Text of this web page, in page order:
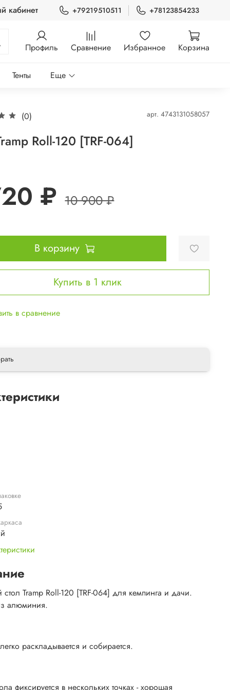
кабинет +79219510511 +78123854233
Профиль Сравнение Избранное Корзина
Тенты Еще
(0) арт. 4743131058057
Roll-120 [TRF-064]
₽ 10 900 ₽
В корзину
Купить в 1 клик
в сравнение
Tramp Roll-120 [TRF-064] для кемпинга и дачи.
алюминия.
раскладывается и собирается.
фиксируется в нескольких точках - хорошая